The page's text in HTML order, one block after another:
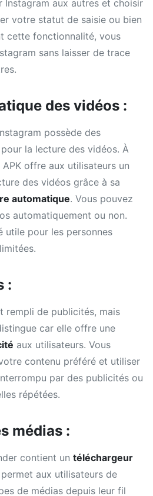
aux autres et choisir
votre statut de saisie ou bien
cette fonctionnalité, vous
sans laisser de trace
des vidéos :
possède des
la lecture des vidéos. À
APK offre aux utilisateurs un
des vidéos grâce à sa
automatique. Vous pouvez
automatiquement ou non.
utile pour les personnes
:
rempli de publicités, mais
car elle offre une
aux utilisateurs. Vous
contenu préféré et utiliser
par des publicités ou
répétées.
médias :
contient un téléchargeur
aux utilisateurs de
de médias depuis leur fil